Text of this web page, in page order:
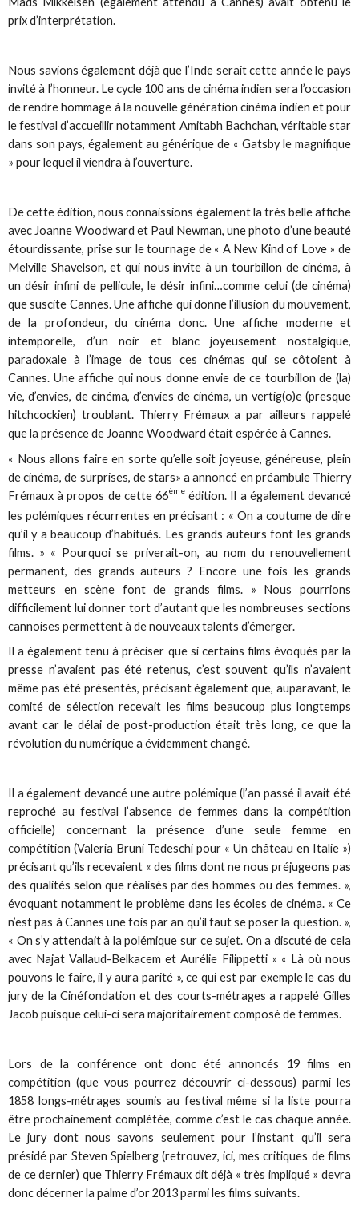
prix d’interprétation.
Nous savions également déjà que l’Inde serait cette année le pays
invité à l’honneur. Le cycle 100 ans de cinéma indien sera l’occasion
de rendre hommage à la nouvelle génération cinéma indien et pour
le festival d’accueillir notamment Amitabh Bachchan, véritable star
dans son pays, également au générique de « Gatsby le magnifique
» pour lequel il viendra à l’ouverture.
De cette édition, nous connaissions également la très belle affiche
avec Joanne Woodward et Paul Newman, une photo d’une beauté
étourdissante, prise sur le tournage de « A New Kind of Love » de
Melville Shavelson, et qui nous invite à un tourbillon de cinéma, à
un désir infini de pellicule, le désir infini…comme celui (de cinéma)
que suscite Cannes. Une affiche qui donne l’illusion du mouvement,
de la profondeur, du cinéma donc. Une affiche moderne et
intemporelle, d’un noir et blanc joyeusement nostalgique,
paradoxale à l’image de tous ces cinémas qui se côtoient à
Cannes. Une affiche qui nous donne envie de ce tourbillon de (la)
vie, d’envies, de cinéma, d’envies de cinéma, un vertig(o)e (presque
hitchcockien) troublant. Thierry Frémaux a par ailleurs rappelé
que la présence de Joanne Woodward était espérée à Cannes.
« Nous allons faire en sorte qu’elle soit joyeuse, généreuse, plein
de cinéma, de surprises, de stars» a annoncé en préambule Thierry
Frémaux à propos de cette 66ème édition. Il a également devancé
les polémiques récurrentes en précisant : « On a coutume de dire
qu’il y a beaucoup d’habitués. Les grands auteurs font les grands
films. » « Pourquoi se priverait-on, au nom du renouvellement
permanent, des grands auteurs ? Encore une fois les grands
metteurs en scène font de grands films. » Nous pourrions
difficilement lui donner tort d’autant que les nombreuses sections
cannoises permettent à de nouveaux talents d’émerger.
Il a également tenu à préciser que si certains films évoqués par la
presse n’avaient pas été retenus, c’est souvent qu’ils n’avaient
même pas été présentés, précisant également que, auparavant, le
comité de sélection recevait les films beaucoup plus longtemps
avant car le délai de post-production était très long, ce que la
révolution du numérique a évidemment changé.
Il a également devancé une autre polémique (l’an passé il avait été
reproché au festival l’absence de femmes dans la compétition
officielle) concernant la présence d’une seule femme en
compétition (Valeria Bruni Tedeschi pour « Un château en Italie »)
précisant qu’ils recevaient « des films dont ne nous préjugeons pas
des qualités selon que réalisés par des hommes ou des femmes. »,
évoquant notamment le problème dans les écoles de cinéma. « Ce
n’est pas à Cannes une fois par an qu’il faut se poser la question. »,
« On s’y attendait à la polémique sur ce sujet. On a discuté de cela
avec Najat Vallaud-Belkacem et Aurélie Filippetti » « Là où nous
pouvons le faire, il y aura parité », ce qui est par exemple le cas du
jury de la Cinéfondation et des courts-métrages a rappelé Gilles
Jacob puisque celui-ci sera majoritairement composé de femmes.
Lors de la conférence ont donc été annoncés 19 films en
compétition (que vous pourrez découvrir ci-dessous) parmi les
1858 longs-métrages soumis au festival même si la liste pourra
être prochainement complétée, comme c’est le cas chaque année.
Le jury dont nous savons seulement pour l’instant qu’il sera
présidé par Steven Spielberg (retrouvez, ici, mes critiques de films
de ce dernier) que Thierry Frémaux dit déjà « très impliqué » devra
donc décerner la palme d’or 2013 parmi les films suivants.